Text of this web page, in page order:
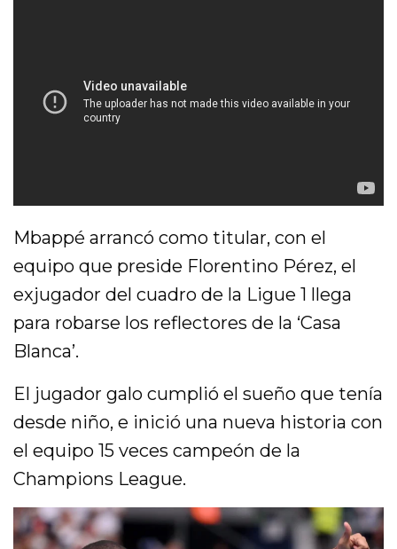
Mbappé arrancó como titular, con el
equipo que preside Florentino Pérez, el
exjugador del cuadro de la Ligue 1 llega
para robarse los reflectores de la ‘Casa
Blanca’.
El jugador galo cumplió el sueño que tenía
desde niño, e inició una nueva historia con
el equipo 15 veces campeón de la
Champions League.